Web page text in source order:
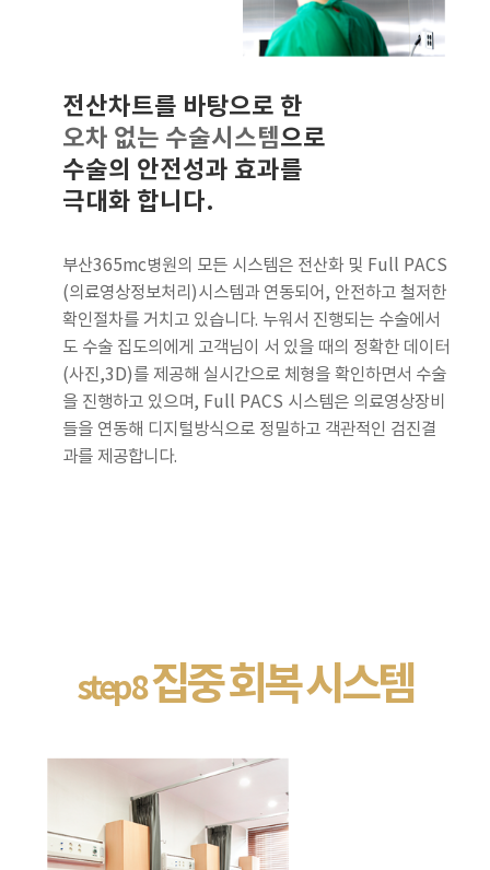
전산차트를 바탕으로 한
오차 없는 수술시스템으로
수술의 안전성과 효과를
극대화 합니다.
부산365mc병원의 모든 시스템은 전산화 및 Full PACS
(의료영상정보처리)시스템과 연동되어, 안전하고 철저한
확인절차를 거치고 있습니다. 누워서 진행되는 수술에서
도 수술 집도의에게 고객님이 서 있을 때의 정확한 데이터
(사진,3D)를 제공해 실시간으로 체형을 확인하면서 수술
을 진행하고 있으며, Full PACS 시스템은 의료영상장비
들을 연동해 디지털방식으로 정밀하고 객관적인 검진결
과를 제공합니다.
step 8집중 회복 시스템